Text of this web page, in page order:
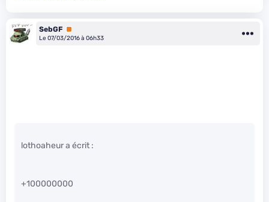
SebGF Premium
Le 07/03/2016 à 06h33
lothoaheur a écrit :
+100000000